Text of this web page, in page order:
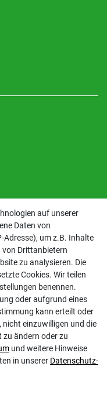
auf unserer
Daten von
Adresse), um z.B. Inhalte
von Drittanbietern
zu analysieren. Die
Cookies. Wir teilen
benennen.
oder aufgrund eines
kann erteilt oder
nicht einzuwilligen und die
zu ändern oder zu
und weitere Hinweise
in unserer Daten­schutz­